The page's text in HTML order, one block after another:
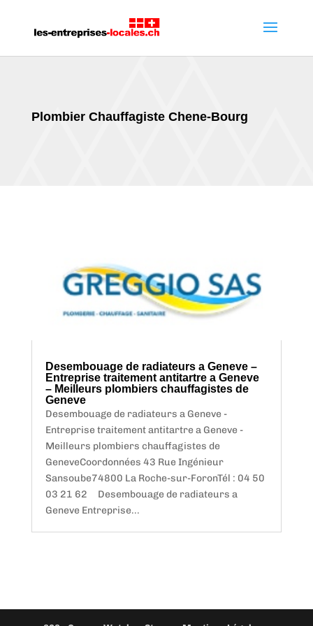
Plombier Chauffagiste Chene-Bourg
Desembouage de radiateurs a Geneve –
Entreprise traitement antitartre a Geneve
– Meilleurs plombiers chauffagistes de
Geneve
Desembouage de radiateurs a Geneve -
Entreprise traitement antitartre a Geneve -
Meilleurs plombiers chauffagistes de
GeneveCoordonnées 43 Rue Ingénieur
Sansoube74800 La Roche-sur-ForonTél : 04 50
03 21 62 Desembouage de radiateurs a
Geneve Entreprise...